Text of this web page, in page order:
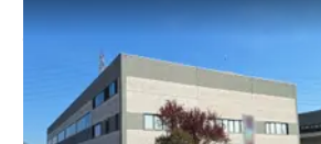
Asta Capannone con uffici e corte
Ravenna (Ravenna)
1.125.600 €
25/09/2026